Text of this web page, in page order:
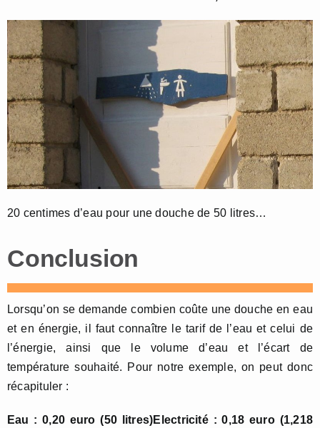
20 centimes d’eau pour une douche de 50 litres…
Conclusion
Lorsqu’on se demande combien coûte une douche en eau
et en énergie, il faut connaître le tarif de l’eau et celui de
l’énergie, ainsi que le volume d’eau et l’écart de
température souhaité. Pour notre exemple, on peut donc
récapituler :
Eau : 0,20 euro (50 litres)Electricité : 0,18 euro (1,218